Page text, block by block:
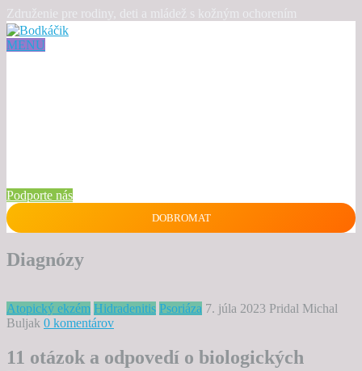
Združenie pre rodiny, deti a mládež s kožným ochorením
MENU
Podporte nás
DOBROMAT
Diagnózy
Atopický ekzém Hidradenitis Psoriáza 7. júla 2023 Pridal Michal
Buljak 0 komentárov
11 otázok a odpovedí o biologických